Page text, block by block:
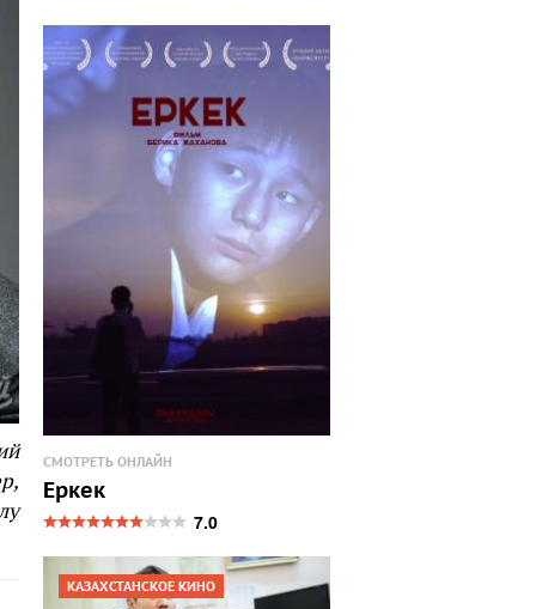
СМОТРЕТЬ ОНЛАЙН
Еркек
7.0
КАЗАХСТАНСКОЕ КИНО